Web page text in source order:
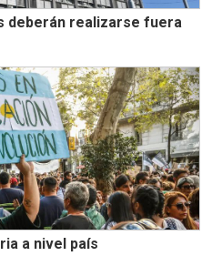
deberán realizarse fuera
a nivel país